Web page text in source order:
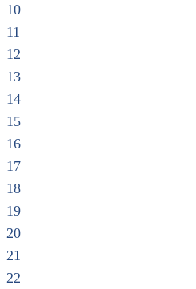
10
11
12
13
14
15
16
17
18
19
20
21
22